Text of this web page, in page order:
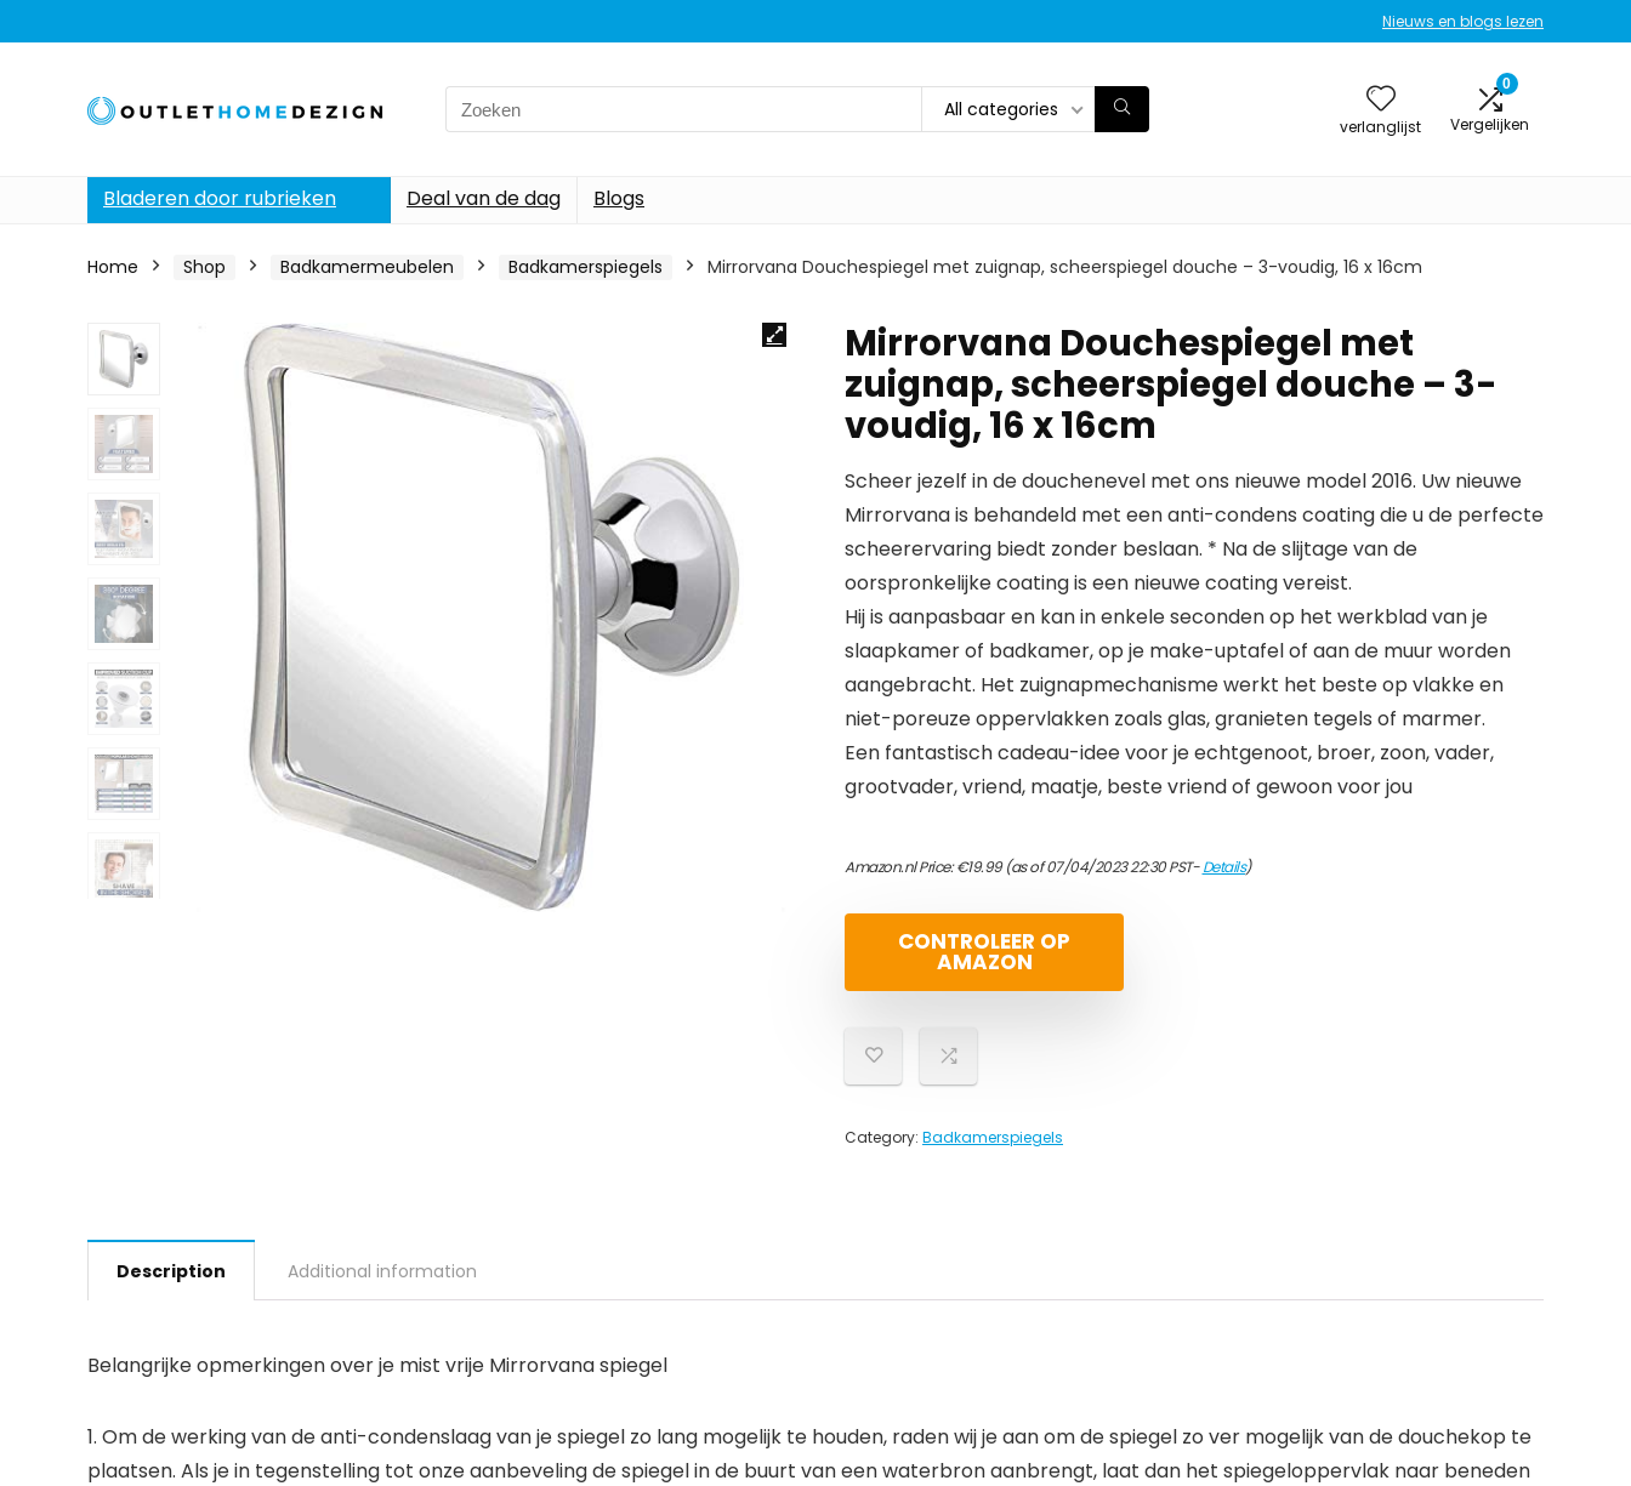
Nieuws en blogs lezen
Search
for:
All categories
verlanglijst
0
Vergelijken
Bladeren door rubrieken Deal van de dag Blogs
Home Shop Badkamermeubelen Badkamerspiegels Mirrorvana Douchespiegel met zuignap, scheerspiegel douche – 3-voudig, 16 x 16cm
Mirrorvana Douchespiegel met
zuignap, scheerspiegel douche – 3-
voudig, 16 x 16cm
Scheer jezelf in de douchenevel met ons nieuwe model 2016. Uw nieuwe
Mirrorvana is behandeld met een anti-condens coating die u de perfecte
scheerervaring biedt zonder beslaan. * Na de slijtage van de
oorspronkelijke coating is een nieuwe coating vereist.
Hij is aanpasbaar en kan in enkele seconden op het werkblad van je
slaapkamer of badkamer, op je make-uptafel of aan de muur worden
aangebracht. Het zuignapmechanisme werkt het beste op vlakke en
niet-poreuze oppervlakken zoals glas, granieten tegels of marmer.
Een fantastisch cadeau-idee voor je echtgenoot, broer, zoon, vader,
grootvader, vriend, maatje, beste vriend of gewoon voor jou
Amazon.nl Price:€19.99(as of 07/04/2023 22:30 PST-Details)
CONTROLEER OP
AMAZON
Category: Badkamerspiegels
Description Additional information
Belangrijke opmerkingen over je mist vrije Mirrorvana spiegel
1. Om de werking van de anti-condenslaag van je spiegel zo lang mogelijk te houden, raden wij je aan om de spiegel zo ver mogelijk van de douchekop te
plaatsen. Als je in tegenstelling tot onze aanbeveling de spiegel in de buurt van een waterbron aanbrengt, laat dan het spiegeloppervlak naar beneden